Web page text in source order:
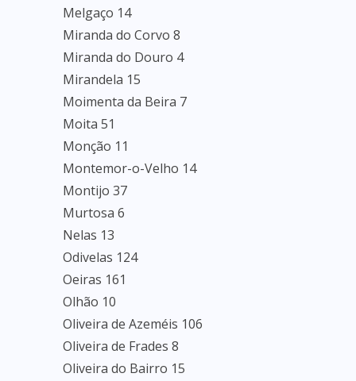
Melgaço 14
Miranda do Corvo 8
Miranda do Douro 4
Mirandela 15
Moimenta da Beira 7
Moita 51
Monção 11
Montemor-o-Velho 14
Montijo 37
Murtosa 6
Nelas 13
Odivelas 124
Oeiras 161
Olhão 10
Oliveira de Azeméis 106
Oliveira de Frades 8
Oliveira do Bairro 15